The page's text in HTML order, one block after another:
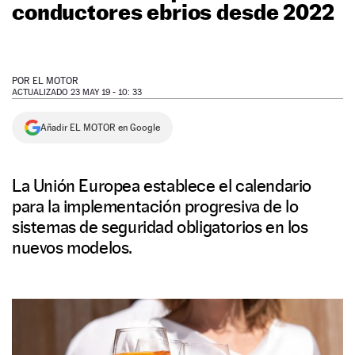
TECNOLOGÍA
SERVICIOS
NEWSLETTER
conductores ebrios desde 2022
POR EL MOTOR
ACTUALIZADO 23 MAY 19 - 10: 33
Añadir EL MOTOR en Google
La Unión Europea establece el calendario
para la implementación progresiva de lo
sistemas de seguridad obligatorios en los
nuevos modelos.